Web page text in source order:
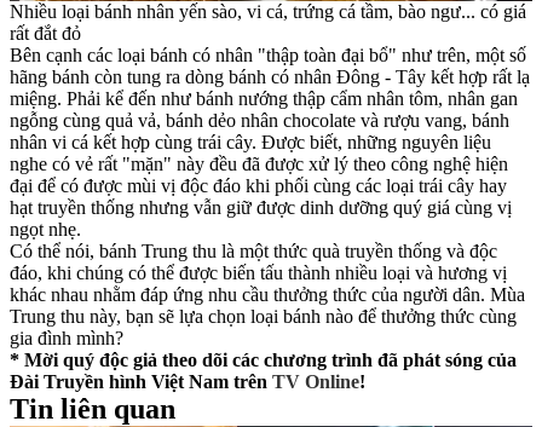
Nhiều loại bánh nhân yến sào, vi cá, trứng cá tầm, bào ngư... có giá
rất đắt đỏ
Bên cạnh các loại bánh có nhân "thập toàn đại bổ" như trên, một số
hãng bánh còn tung ra dòng bánh có nhân Đông - Tây kết hợp rất lạ
miệng. Phải kể đến như bánh nướng thập cẩm nhân tôm, nhân gan
ngỗng cùng quả vả, bánh dẻo nhân chocolate và rượu vang, bánh
nhân vi cá kết hợp cùng trái cây. Được biết, những nguyên liệu
nghe có vẻ rất "mặn" này đều đã được xử lý theo công nghệ hiện
đại để có được mùi vị độc đáo khi phối cùng các loại trái cây hay
hạt truyền thống nhưng vẫn giữ được dinh dưỡng quý giá cùng vị
ngọt nhẹ.
Có thể nói, bánh Trung thu là một thức quà truyền thống và độc
đáo, khi chúng có thể được biến tấu thành nhiều loại và hương vị
khác nhau nhằm đáp ứng nhu cầu thưởng thức của người dân. Mùa
Trung thu này, bạn sẽ lựa chọn loại bánh nào để thưởng thức cùng
gia đình mình?
* Mời quý độc giả theo dõi các chương trình đã phát sóng của
Đài Truyền hình Việt Nam trên TV Online!
Tin liên quan